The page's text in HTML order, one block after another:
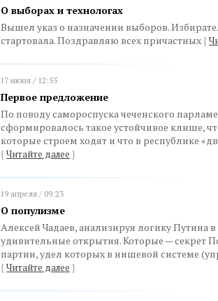
О выборах и технологах
Вышел указ о назначении выборов.
стартовала. Поздравляю всех причастных {
17 июня / 12:55
Первое предложение
По поводу самороспуска чеченского
сформировалось такое устойчивое клише,
которые строем ходят и что в республике
{ Читайте далее }
19 апреля / 09:23
О популизме
Алексей Чадаев, анализируя логику Путина
удивительные открытия. Которые — секрет
партии, удел которых в нишевой системе
{ Читайте далее }